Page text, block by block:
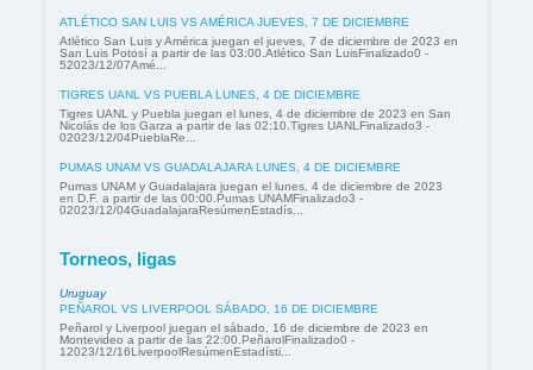
ATLÉTICO SAN LUIS VS AMÉRICA JUEVES, 7 DE DICIEMBRE
Atlético San Luis y América juegan el jueves, 7 de diciembre de 2023 en
San Luis Potosí a partir de las 03:00.Atlético San LuisFinalizado0 -
52023/12/07Amé...
TIGRES UANL VS PUEBLA LUNES, 4 DE DICIEMBRE
Tigres UANL y Puebla juegan el lunes, 4 de diciembre de 2023 en San
Nicolás de los Garza a partir de las 02:10.Tigres UANLFinalizado3 -
02023/12/04PueblaRe...
PUMAS UNAM VS GUADALAJARA LUNES, 4 DE DICIEMBRE
Pumas UNAM y Guadalajara juegan el lunes, 4 de diciembre de 2023
en D.F. a partir de las 00:00.Pumas UNAMFinalizado3 -
02023/12/04GuadalajaraResúmenEstadís...
Torneos, ligas
Uruguay
PEÑAROL VS LIVERPOOL SÁBADO, 16 DE DICIEMBRE
Peñarol y Liverpool juegan el sábado, 16 de diciembre de 2023 en
Montevideo a partir de las 22:00.PeñarolFinalizado0 -
12023/12/16LiverpoolResúmenEstadísti...